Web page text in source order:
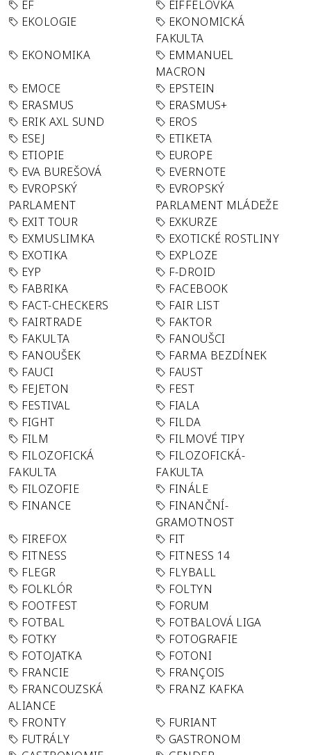
EF
EIFFELOVKA
EKOLOGIE
EKONOMICKÁ
FAKULTA
EKONOMIKA
EMMANUEL
MACRON
EMOCE
EPSTEIN
ERASMUS
ERASMUS+
ERIK AXL SUND
EROS
ESEJ
ETIKETA
ETIOPIE
EUROPE
EVA BUREŠOVÁ
EVERNOTE
EVROPSKÝ
PARLAMENT
EVROPSKÝ
PARLAMENT MLÁDEŽE
EXIT TOUR
EXKURZE
EXMUSLIMKA
EXOTICKÉ ROSTLINY
EXOTIKA
EXPLOZE
EYP
F-DROID
FABRIKA
FACEBOOK
FACT-CHECKERS
FAIR LIST
FAIRTRADE
FAKTOR
FAKULTA
FANOUŠCI
FANOUŠEK
FARMA BEZDÍNEK
FAUCI
FAUST
FEJETON
FEST
FESTIVAL
FIALA
FIGHT
FILDA
FILM
FILMOVÉ TIPY
FILOZOFICKÁ
FAKULTA
FILOZOFICKÁ-
FAKULTA
FILOZOFIE
FINÁLE
FINANCE
FINANČNÍ-
GRAMOTNOST
FIREFOX
FIT
FITNESS
FITNESS 14
FLEGR
FLYBALL
FOLKLÓR
FOLTYN
FOOTFEST
FORUM
FOTBAL
FOTBALOVÁ LIGA
FOTKY
FOTOGRAFIE
FOTOJATKA
FOTONI
FRANCIE
FRANÇOIS
FRANCOUZSKÁ
ALIANCE
FRANZ KAFKA
FRONTY
FURIANT
FUTRÁLY
GASTRONOM